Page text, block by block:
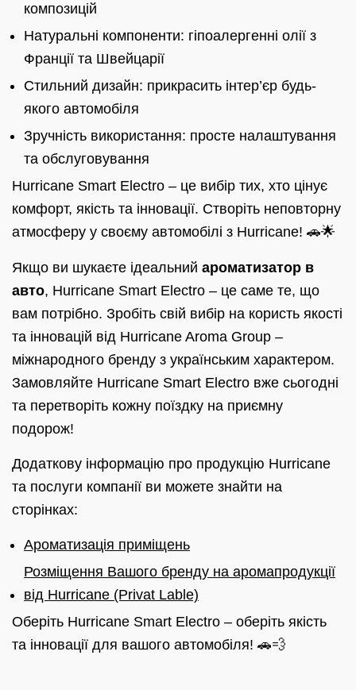
композицій
Натуральні компоненти: гіпоалергенні олії з
Франції та Швейцарії
Стильний дизайн: прикрасить інтер’єр будь-
якого автомобіля
Зручність використання: просте налаштування
та обслуговування
Hurricane Smart Electro – це вибір тих, хто цінує
комфорт, якість та інновації. Створіть неповторну
атмосферу у своєму автомобілі з Hurricane! 🚗🌟
Якщо ви шукаєте ідеальний ароматизатор в
авто, Hurricane Smart Electro – це саме те, що
вам потрібно. Зробіть свій вибір на користь якості
та інновацій від Hurricane Aroma Group –
міжнародного бренду з українським характером.
Замовляйте Hurricane Smart Electro вже сьогодні
та перетворіть кожну поїздку на приємну
подорож!
Додаткову інформацію про продукцію Hurricane
та послуги компанії ви можете знайти на
сторінках:
Ароматизація приміщень
Розміщення Вашого бренду на аромапродукції
від Hurricane (Privat Lable)
Оберіть Hurricane Smart Electro – оберіть якість
та інновації для вашого автомобіля! 🚗💨